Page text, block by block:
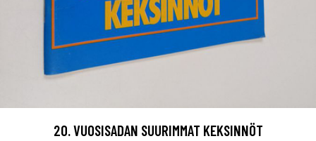
20. VUOSISADAN SUURIMMAT KEKSINNÖT